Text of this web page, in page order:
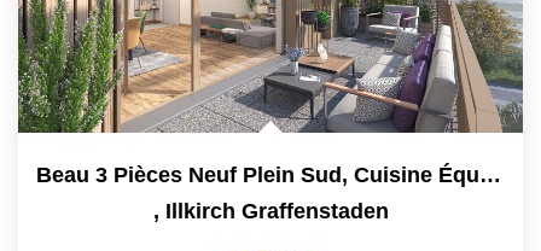
Beau 3 Pièces Neuf Plein Sud, Cuisine Équipée, Parking En...
, Illkirch Graffenstaden